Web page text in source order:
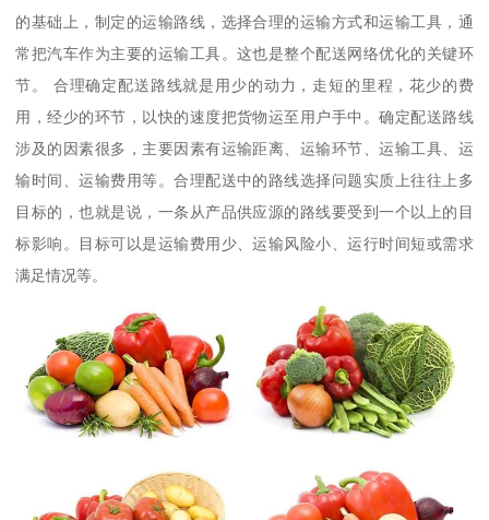
的基础上，制定的运输路线，选择合理的运输方式和运输工具，通
常把汽车作为主要的运输工具。这也是整个配送网络优化的关键环
节。 合理确定配送路线就是用少的动力，走短的里程，花少的费
用，经少的环节，以快的速度把货物运至用户手中。确定配送路线
涉及的因素很多，主要因素有运输距离、运输环节、运输工具、运
输时间、运输费用等。合理配送中的路线选择问题实质上往往上多
目标的，也就是说，一条从产品供应源的路线要受到一个以上的目
标影响。目标可以是运输费用少、运输风险小、运行时间短或需求
满足情况等。